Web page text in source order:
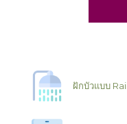
(Acapulco) สำหรับจิบกาแฟ
สัตหีบ นาจอมเทียน และพัทยา
ฝักบัวแบบ